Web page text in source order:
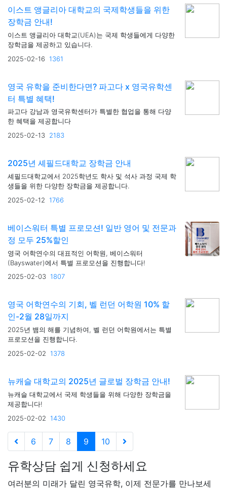
이스트 앵글리아 대학교의 국제학생들을 위한
장학금 안내!
이스트 앵글리아 대학교(UEA)는 국제 학생들에게 다양한
장학금을 제공하고 있습니다.
2025-02-16 1361
영국 유학을 준비한다면? 파고다 x 영국유학센
터 특별 혜택!
파고다 강남과 영국유학센터가 특별한 협업을 통해 다양
한 혜택을 제공합니다
2025-02-13 2183
2025년 셰필드대학교 장학금 안내
셰필드대학교에서 2025학년도 학사 및 석사 과정 국제 학
생들을 위한 다양한 장학금을 제공합니다.
2025-02-12 1766
베이스워터 특별 프로모션! 일반 영어 및 전문과
정 모두 25%할인
영국 어학연수의 대표적인 어학원, 베이스워터
(Bayswater)에서 특별 프로모션을 진행합니다!
2025-02-03 1807
영국 어학연수의 기회, 벨 런던 어학원 10% 할
인-2월 28일까지
2025년 뱀의 해를 기념하여, 벨 런던 어학원에서는 특별
프로모션을 진행합니다.
2025-02-02 1378
뉴캐슬 대학교의 2025년 글로벌 장학금 안내!
뉴캐슬 대학교에서 국제 학생들을 위해 다양한 장학금을
제공합니다!
2025-02-02 1430
6 7 8 9 10
유학상담 쉽게 신청하세요
여러분의 미래가 달린 영국유학, 이제 전문가를 만나보세